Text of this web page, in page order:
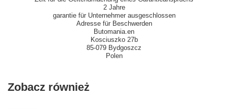
2 Jahre
garantie für Unternehmer ausgeschlossen
Adresse für Beschwerden
Butomania.en
Kosciuszko 27b
85-079 Bydgoszcz
Polen
Zobacz również